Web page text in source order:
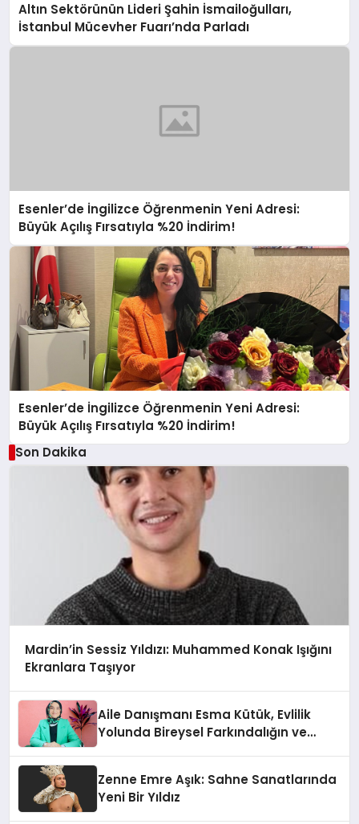
Altın Sektörünün Lideri Şahin İsmailoğulları,
İstanbul Mücevher Fuarı’nda Parladı ￼
Esenler’de İngilizce Öğrenmenin Yeni Adresi:
Büyük Açılış Fırsatıyla %20 İndirim!
Esenler’de İngilizce Öğrenmenin Yeni Adresi:
Büyük Açılış Fırsatıyla %20 İndirim!
Son Dakika
Mardin’in Sessiz Yıldızı: Muhammed Konak Işığını
Ekranlara Taşıyor
Aile Danışmanı Esma Kütük, Evlilik
Yolunda Bireysel Farkındalığın ve
Zenne Emre Aşık: Sahne Sanatlarında
Yeni Bir Yıldız